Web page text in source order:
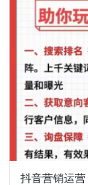
抖音营销运营